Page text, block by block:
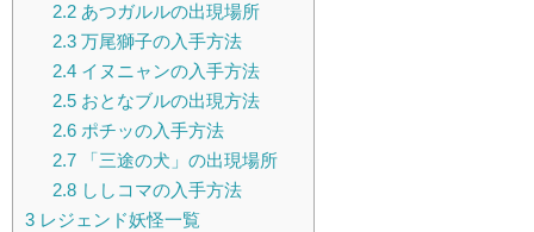
2.2あつガルルの出現場所
2.3万尾獅子の入手方法
2.4イヌニャンの入手方法
2.5おとなブルの出現方法
2.6ポチッの入手方法
2.7「三途の犬」の出現場所
2.8ししコマの入手方法
3 レジェンド妖怪一覧